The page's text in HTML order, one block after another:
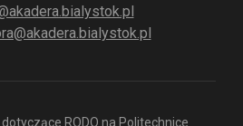
RODO na Politechnice